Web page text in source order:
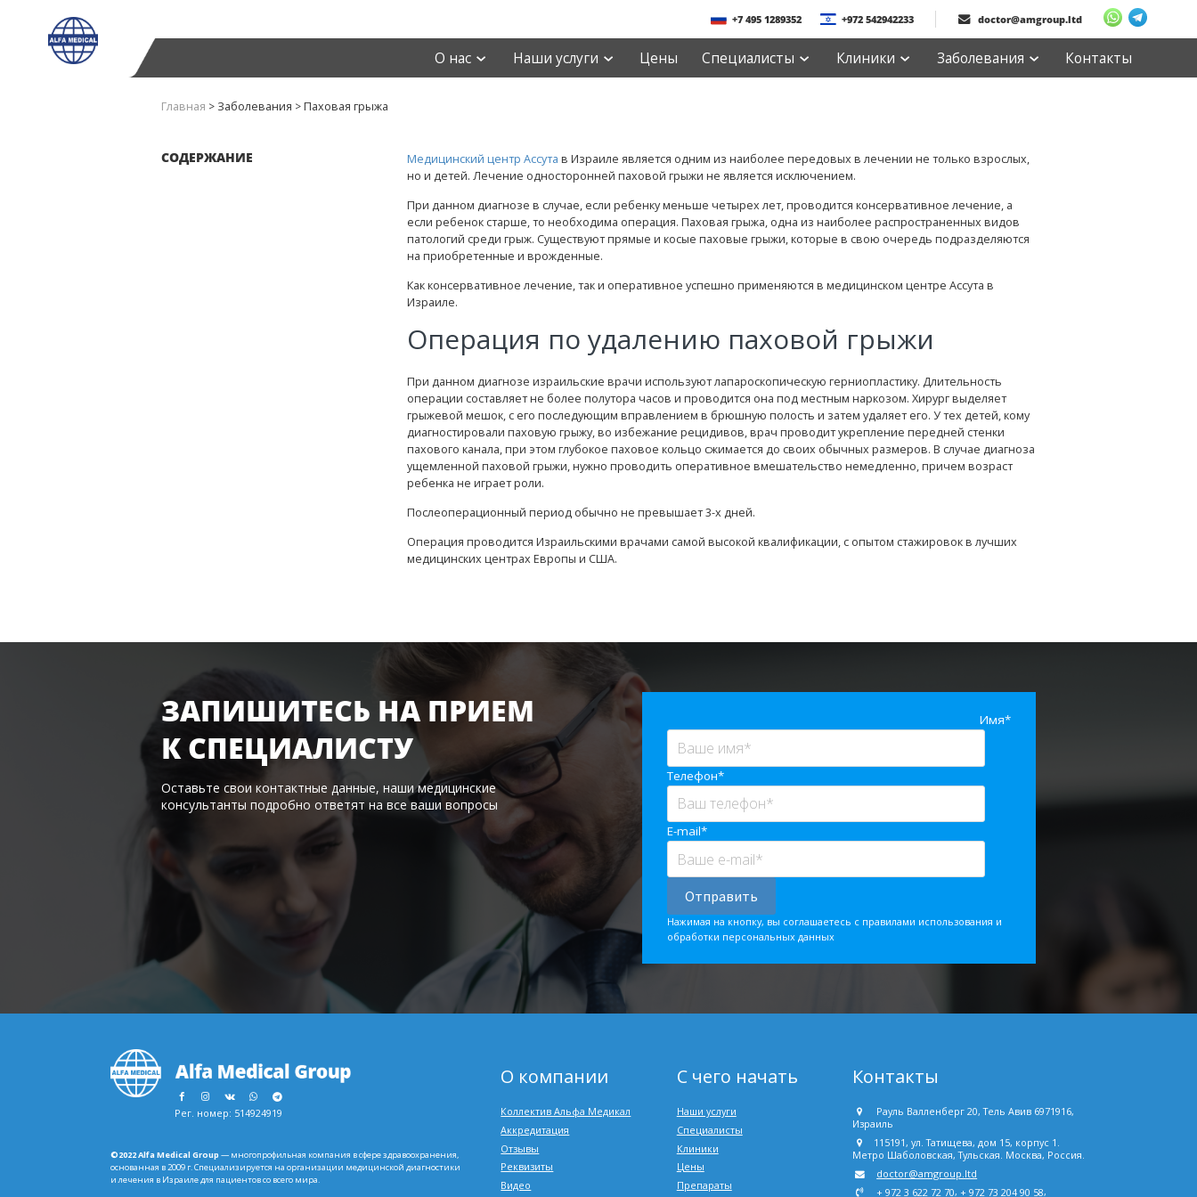
+7 495 1289352 +972 542942233 doctor@amgroup.ltd
О нас Наши услуги Цены Специалисты Клиники Заболевания Контакты
Главная > Заболевания >Паховая грыжа
СОДЕРЖАНИЕ Медицинский центр Ассута в Израиле является одним из наиболее передовых в лечении не только взрослых,
но и детей. Лечение односторонней паховой грыжи не является исключением.
При данном диагнозе в случае, если ребенку меньше четырех лет, проводится консервативное лечение, а
если ребенок старше, то необходима операция. Паховая грыжа, одна из наиболее распространенных видов
патологий среди грыж. Существуют прямые и косые паховые грыжи, которые в свою очередь подразделяются
на приобретенные и врожденные.
Как консервативное лечение, так и оперативное успешно применяются в медицинском центре Ассута в
Израиле.
Операция по удалению паховой грыжи
При данном диагнозе израильские врачи используют лапароскопическую герниопластику. Длительность
операции составляет не более полутора часов и проводится она под местным наркозом. Хирург выделяет
грыжевой мешок, с его последующим вправлением в брюшную полость и затем удаляет его. У тех детей, кому
диагностировали паховую грыжу, во избежание рецидивов, врач проводит укрепление передней стенки
пахового канала, при этом глубокое паховое кольцо сжимается до своих обычных размеров. В случае диагноза
ущемленной паховой грыжи, нужно проводить оперативное вмешательство немедленно, причем возраст
ребенка не играет роли.
Послеоперационный период обычно не превышает 3-х дней.
Операция проводится Израильскими врачами самой высокой квалификации, с опытом стажировок в лучших
медицинских центрах Европы и США.
ЗАПИШИТЕСЬ НА ПРИЕМ
КСПЕЦИАЛИСТУ
Оставьте свои контактные данные, наши медицинские
консультанты подробно ответят на все ваши вопросы
Имя*
Телефон*
E-mail*
Нажимая на кнопку, вы соглашаетесь с правилами использования и
обработки персональных данных
Рег. номер: 514924919
©2022 Alfa Medical Group — многопрофильная компания в сфере здравоохранения,
основанная в 2009 г. Специализируется на организации медицинской диагностики
и лечения в Израиле для пациентов со всего мира.
О компании
Коллектив Альфа Медикал
Аккредитация
Отзывы
Реквизиты
Видео
С чего начать
Наши услуги
Специалисты
Клиники
Цены
Препараты
Контакты
Рауль Валленберг 20, Тель Авив 6971916,
Израиль
115191, ул. Татищева, дом 15, корпус 1.
Метро Шаболовская, Тульская. Москва, Россия.
doctor@amgroup.ltd
+ 972 3 622 72 70, + 972 73 204 90 58,